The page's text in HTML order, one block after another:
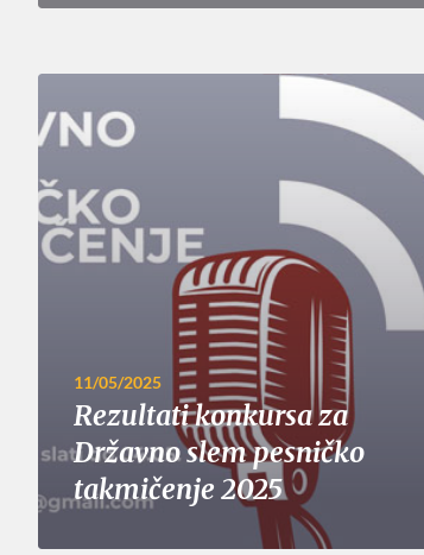
11/05/2025
Rezultati konkursa za
Državno slem pesničko
takmičenje 2025